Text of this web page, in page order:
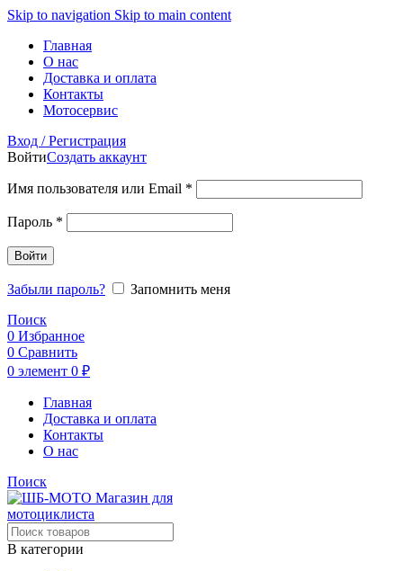
Skip to navigation Skip to main content
Главная
О нас
Доставка и оплата
Контакты
Мотосервис
Вход / Регистрация
ВойтиСоздать аккаунт
Имя пользователя или Email *
Пароль *
Войти
Забыли пароль?
Запомнить меня
Поиск
0 Избранное
0 Сравнить
0 элемент 0 ₽
Главная
Доставка и оплата
Контакты
О нас
Поиск
В категории